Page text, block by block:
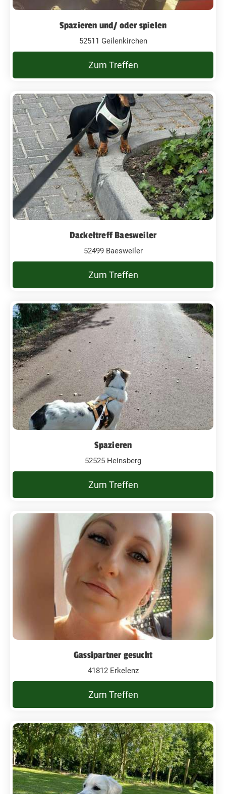
Spazieren und/ oder spielen
52511 Geilenkirchen
Zum Treffen
Dackeltreff Baesweiler
52499 Baesweiler
Zum Treffen
Spazieren
52525 Heinsberg
Zum Treffen
Gassipartner gesucht
41812 Erkelenz
Zum Treffen